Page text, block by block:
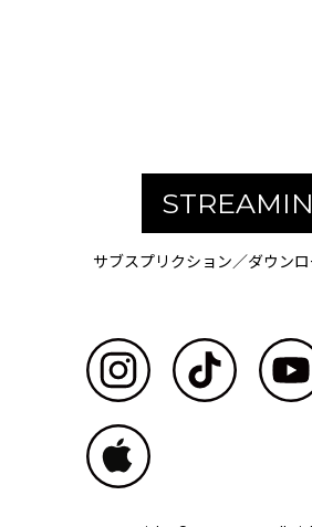
サブスプリクション／ダウン